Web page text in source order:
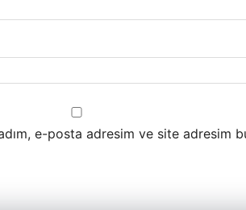
e-posta adresim ve site adresim